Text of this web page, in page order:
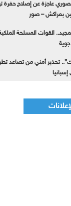
عاجزة عن إصلاح حفرة
بمراكش – صور
القوات المسلحة
تحذير أمني من تصاعد